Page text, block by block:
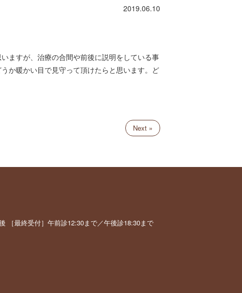
2019.06.10
ますが、治療の合間や前後に説明をしている事
か暖かい目で見守って頂けたらと思います。ど
Next »
［最終受付］午前診12:30まで／午後診18:30まで